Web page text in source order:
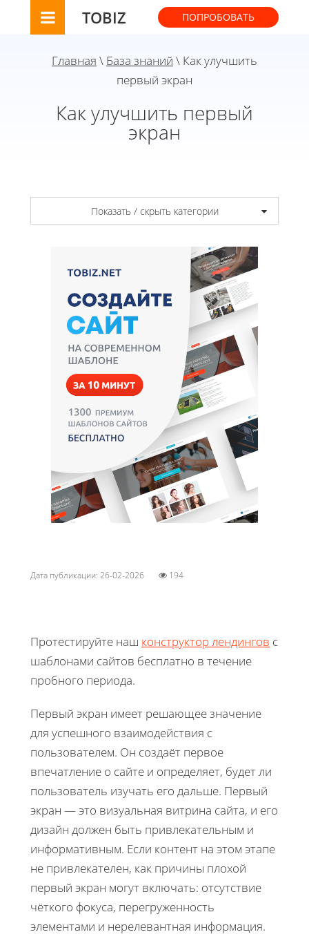
TOBIZ ПОПРОБОВАТЬ
Главная \ База знаний \ Как улучшить
первый экран
Как улучшить первый
экран
Показать / скрыть категории
Дата публикации: 26-02-2026 194
Протестируйте наш конструктор лендингов с
шаблонами сайтов бесплатно в течение
пробного периода.
Первый экран имеет решающее значение
для успешного взаимодействия с
пользователем. Он создаёт первое
впечатление о сайте и определяет, будет ли
пользователь изучать его дальше. Первый
экран — это визуальная витрина сайта, и его
дизайн должен быть привлекательным и
информативным. Если контент на этом этапе
не привлекателен, как причины плохой
первый экран могут включать: отсутствие
чёткого фокуса, перегруженность
элементами и нерелевантная информация.